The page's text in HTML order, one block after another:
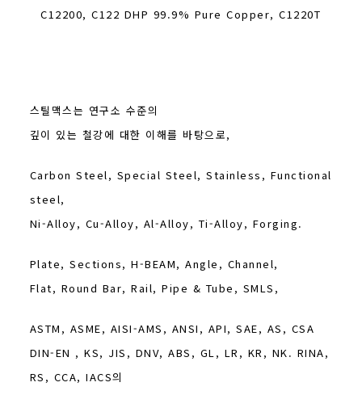
C12200, C122 DHP 99.9% Pure Copper, C1220T
스틸맥스는 연구소 수준의
깊이 있는 철강에 대한 이해를 바탕으로,
Carbon Steel, Special Steel, Stainless, Functional
steel,
Ni-Alloy, Cu-Alloy, Al-Alloy, Ti-Alloy, Forging.
Plate, Sections, H-BEAM, Angle, Channel,
Flat, Round Bar, Rail, Pipe & Tube, SMLS,
ASTM, ASME, AISI-AMS, ANSI, API, SAE, AS, CSA
DIN-EN , KS, JIS, DNV, ABS, GL, LR, KR, NK. RINA,
RS, CCA, IACS의